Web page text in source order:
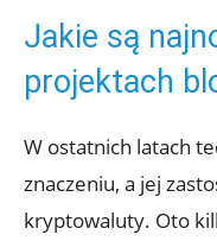
Jakie ⁣są
projektach
W ostatnich latach
‌znaczeniu, ⁣a jej
‌kryptowaluty. Oto‍